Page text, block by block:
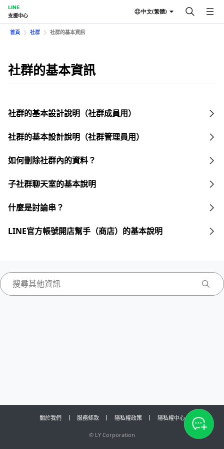
LINE
支援中心
中文(繁體)
首頁 社群 社群的基本資訊
社群的基本資訊
社群的基本設計說明（社群成員用）
社群的基本設計說明（社群管理員用）
如何刪除社群內的資料？
子社群聊天室的基本說明
什麼是討論串？
LINE官方帳號開店幫手（商店）的基本說明
關於我們 服務條款 隱私權政策 隱私權中心
© LY Corporation